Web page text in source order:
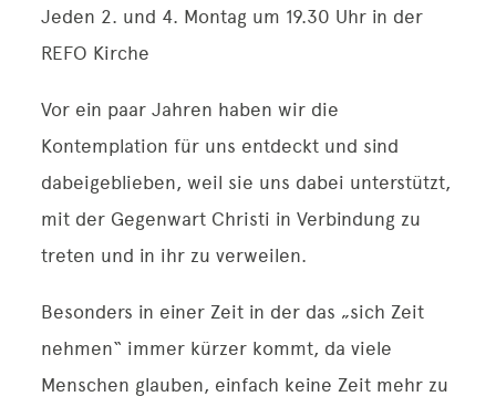
Kontakt
Jeden 2. und 4. Montag um 19.30 Uhr in der
REFO Kirche
Vor ein paar Jahren haben wir die
Kontemplation für uns entdeckt und sind
dabeigeblieben, weil sie uns dabei unterstützt,
mit der Gegenwart Christi in Verbindung zu
treten und in ihr zu verweilen.
Besonders in einer Zeit in der das „sich Zeit
nehmen“ immer kürzer kommt, da viele
Menschen glauben, einfach keine Zeit mehr zu